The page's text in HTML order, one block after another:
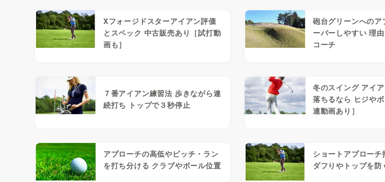
Xフォージドスターアイアン評価
とスペック 中古販売あり［試打動
画も］
砲台グリーンへのア
ーバーしやすい 理
コーチ
７番アイアン練習法 歩きながら連
続打ち トップで３秒停止
冬のスイング アイ
落ちるなら ヒジや
連動画あり］
アプローチの高低やピッチ・ラン
を打ち分ける クラブやボール位置
ショートアプローチ
ダフりやトップを防